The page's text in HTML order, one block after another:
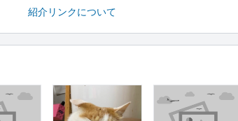
紹介リンクについて